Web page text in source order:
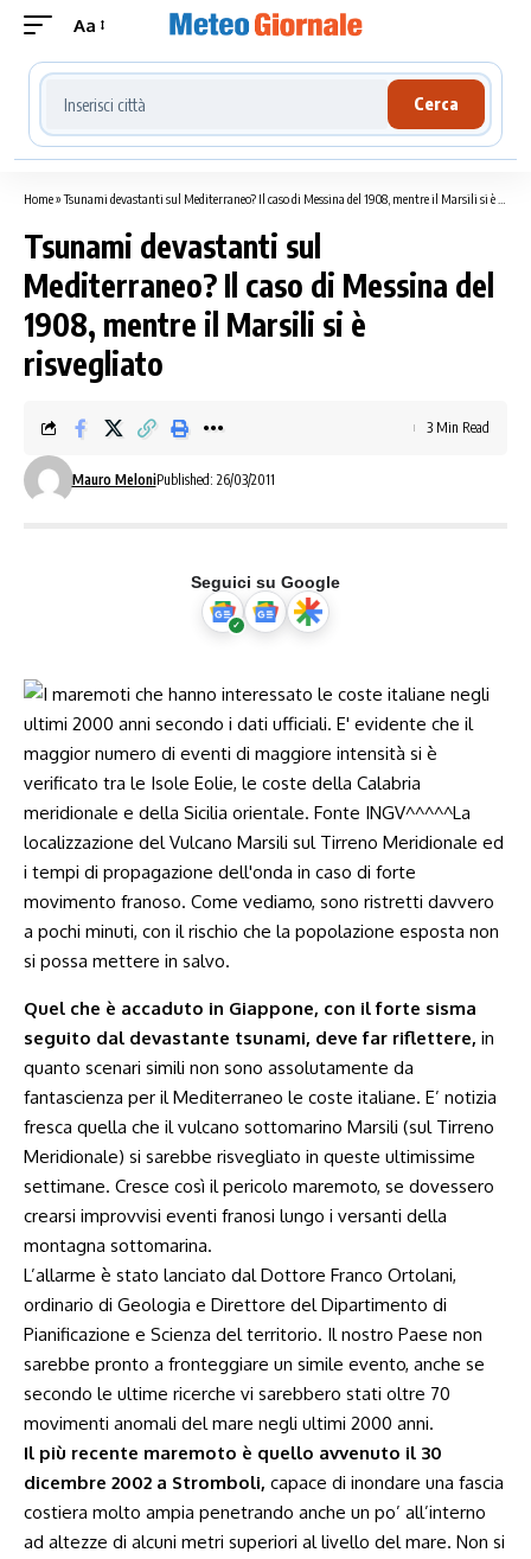
Aa
Cerca località meteo
Cerca
Home»Tsunami devastanti sul Mediterraneo? Il caso di Messina del 1908, mentre il Marsili si è risvegliato
Tsunami devastanti sul
Mediterraneo? Il caso di Messina del
1908, mentre il Marsili si è
risvegliato
Mauro MeloniPublished: 26/03/2011
3 Min Read
Seguici su Google
Quel che è accaduto in Giappone, con il forte sisma
seguito dal devastante tsunami, deve far riflettere, in
quanto scenari simili non sono assolutamente da
fantascienza per il Mediterraneo le coste italiane. E’ notizia
fresca quella che il vulcano sottomarino Marsili (sul Tirreno
Meridionale) si sarebbe risvegliato in queste ultimissime
settimane. Cresce così il pericolo maremoto, se dovessero
crearsi improvvisi eventi franosi lungo i versanti della
montagna sottomarina.
L’allarme è stato lanciato dal Dottore Franco Ortolani,
ordinario di Geologia e Direttore del Dipartimento di
Pianificazione e Scienza del territorio. Il nostro Paese non
sarebbe pronto a fronteggiare un simile evento, anche se
secondo le ultime ricerche vi sarebbero stati oltre 70
movimenti anomali del mare negli ultimi 2000 anni.
Il più recente maremoto è quello avvenuto il 30
dicembre 2002 a Stromboli, capace di inondare una fascia
costiera molto ampia penetrando anche un po’ all’interno
ad altezze di alcuni metri superiori al livello del mare. Non si